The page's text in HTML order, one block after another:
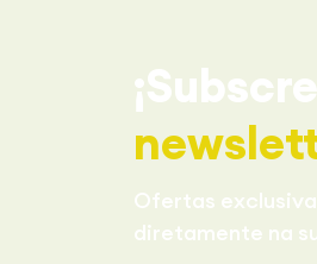
Ofertas
diretamente na